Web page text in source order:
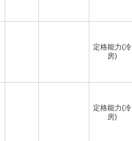
定格能力(冷
房)
定格能力(冷
房)